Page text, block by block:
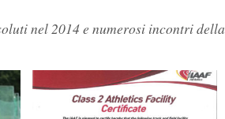
nel 2014 e numerosi incontri della